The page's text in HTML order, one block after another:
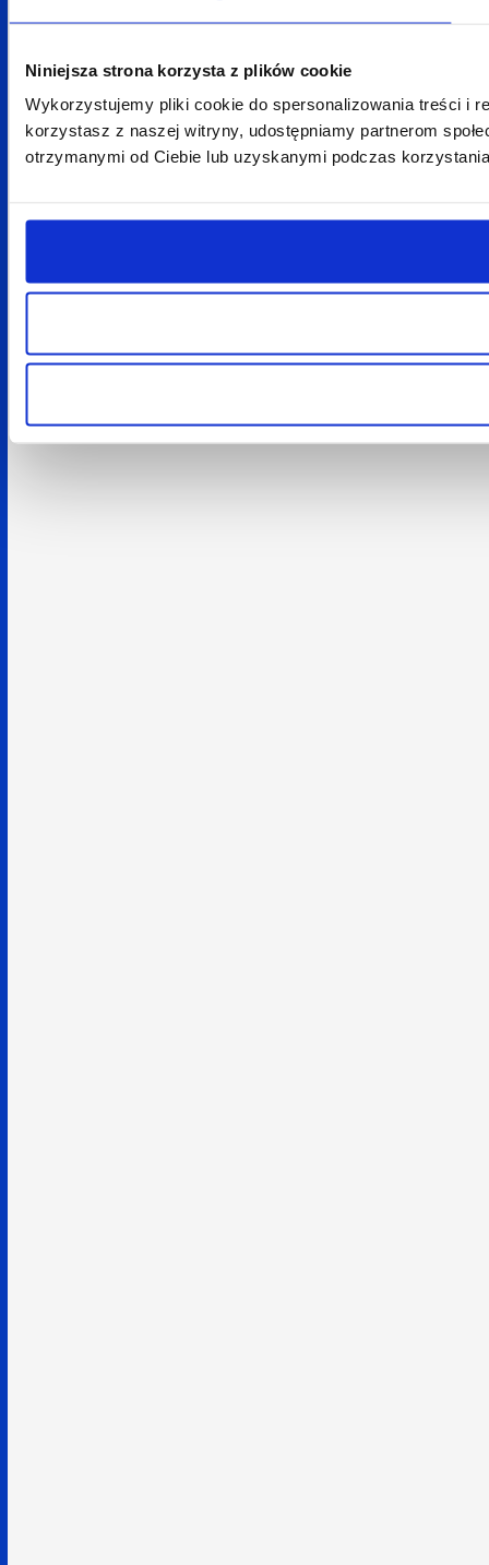
Niniejsza strona korzysta z plików cookie
Wykorzystujemy pliki cookie do spersonalizowania treści i
korzystasz z naszej witryny, udostępniamy partnerom
otrzymanymi od Ciebie lub uzyskanymi podczas